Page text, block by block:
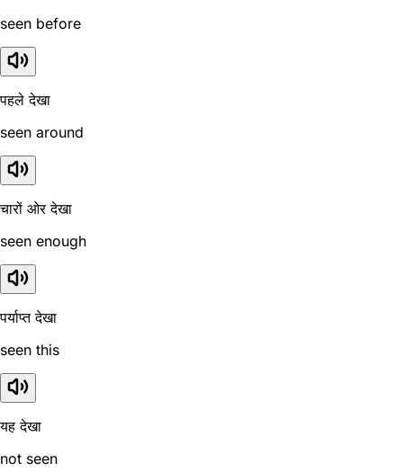
seen before
पहले देखा
seen around
चारों ओर देखा
seen enough
पर्याप्त देखा
seen this
यह देखा
not seen